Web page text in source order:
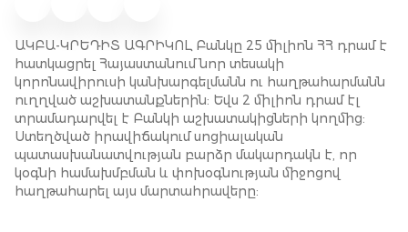
ԱԿԲԱ-ԿՐԵԴԻՏ ԱԳՐԻԿՈԼ Բանկը 25 միլիոն ՀՀ դրամ է
հատկացրել Հայաստանում նոր տեսակի
կորոնավիրուսի կանխարգելմանն ու հաղթահարմանն
ուղղված աշխատանքներին: Եվս 2 միլիոն դրամ էլ
տրամադարվել է Բանկի աշխատակիցների կողմից:
Ստեղծված իրավիճակում սոցիալական
պատասխանատվության բարձր մակարդակն է, որ
կօգնի համախմբման և փոխօգնության միջոցով
հաղթահարել այս մարտահրավերը: